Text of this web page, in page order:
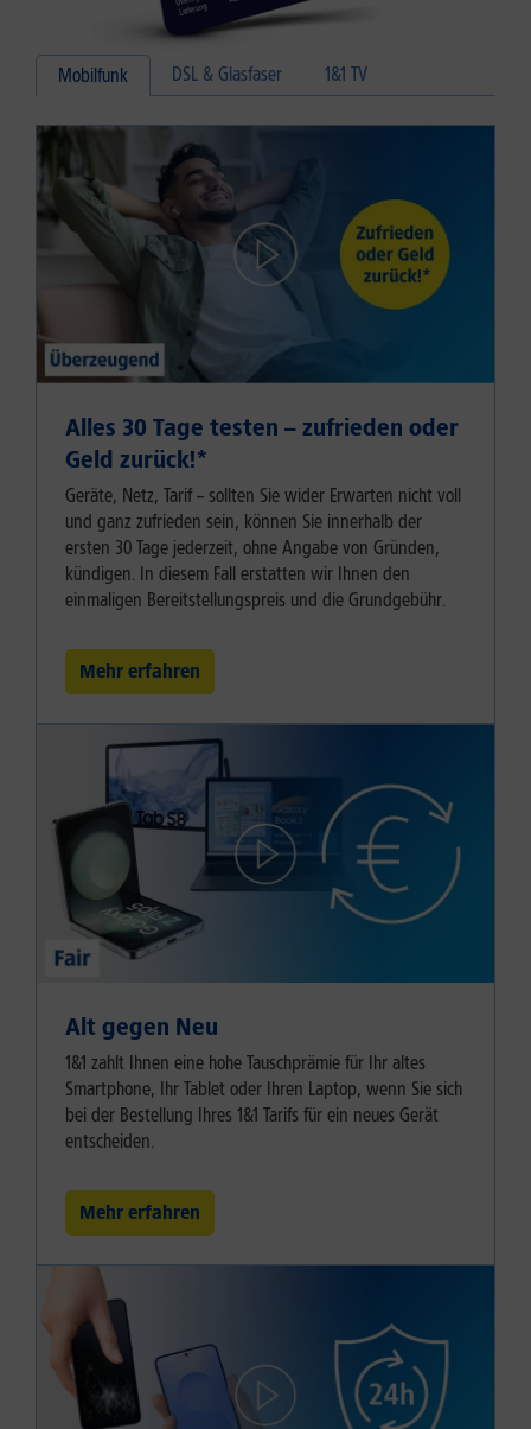
Mobilfunk DSL & Glasfaser 1&1 TV
Alles 30 Tage testen – zufrieden oder
Geld zurück!⁠*
Geräte, Netz, Tarif – sollten Sie wider Erwarten nicht voll
und ganz zufrieden sein, können Sie innerhalb der
ersten 30 Tage jederzeit, ohne Angabe von Gründen,
kündigen. In diesem Fall erstatten wir Ihnen den
einmaligen Bereitstellungspreis und die Grundgebühr.
Mehr erfahren
Alt gegen Neu
1&1 zahlt Ihnen eine hohe Tauschprämie für Ihr altes
Smartphone, Ihr Tablet oder Ihren Laptop, wenn Sie sich
bei der Bestellung Ihres 1&1 Tarifs für ein neues Gerät
entscheiden.
Mehr erfahren